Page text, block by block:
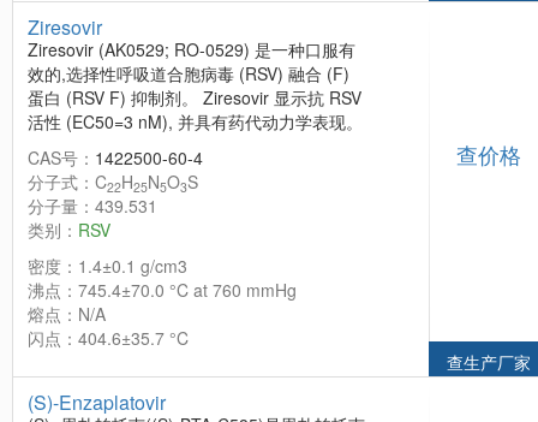
Ziresovir
Ziresovir (AK0529; RO-0529) 是一种口服有
效的,选择性呼吸道合胞病毒 (RSV) 融合 (F)
蛋白 (RSV F) 抑制剂。 Ziresovir 显示抗 RSV
活性 (EC50=3 nM), 并具有药代动力学表现。
CAS号： 1422500-60-4
分子式：C22H25N5O3S
分子量：439.531
类别： RSV
密度：1.4±0.1 g/cm3
沸点：745.4±70.0 °C at 760 mmHg
熔点：N/A
闪点：404.6±35.7 °C
查价格
查生产厂家
(S)-Enzaplatovir